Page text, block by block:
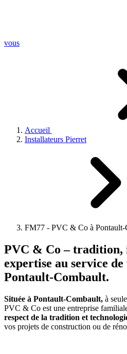
vous
Accueil
Installateurs Pierret
FM77 - PVC & Co à Pontault-
PVC & Co – tradition,
expertise au service de
Pontault-Combault.
Située à Pontault-Combault, à
PVC & Co est une entreprise
respect de la tradition et
vos projets de construction ou de